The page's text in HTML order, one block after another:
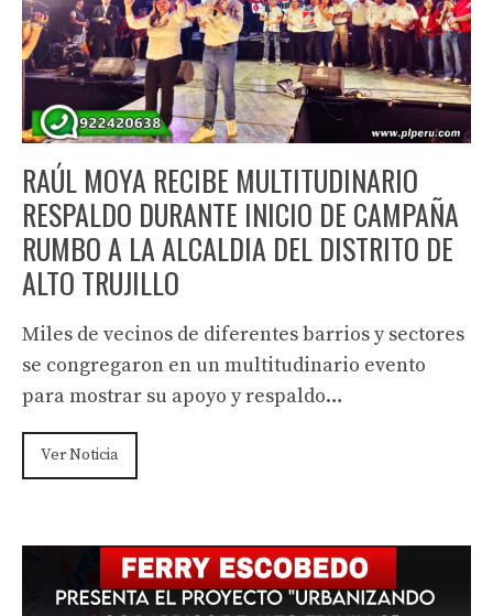
RAÚL MOYA RECIBE MULTITUDINARIO
RESPALDO DURANTE INICIO DE CAMPAÑA
RUMBO A LA ALCALDIA DEL DISTRITO DE
ALTO TRUJILLO
Miles de vecinos de diferentes barrios y sectores
se congregaron en un multitudinario evento
para mostrar su apoyo y respaldo…
Ver Noticia